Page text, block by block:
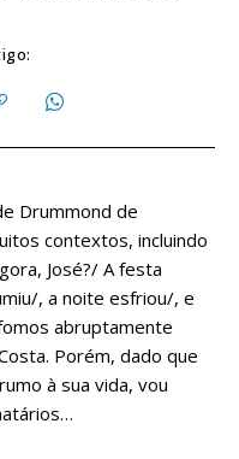
Drummond de
contextos, incluindo
José?/ A festa
, a noite esfriou/, e
abruptamente
Porém, dado que
à sua vida, vou